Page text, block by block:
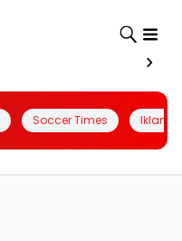
Soccer Times Iklanin